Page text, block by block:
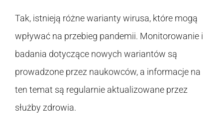
Tak, istnieją różne warianty wirusa, które mogą
wpływać na przebieg pandemii. Monitorowanie i
badania dotyczące nowych wariantów są
prowadzone przez naukowców, a informacje na
ten temat są regularnie aktualizowane przez
służby zdrowia.